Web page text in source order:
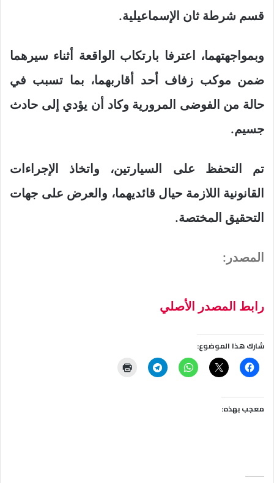
قسم شرطة ثان الإسماعيلية.
وبمواجهتهما، اعترفا بارتكاب الواقعة أثناء سيرهما
ضمن موكب زفاف أحد أقاربهما، بما تسبب في
حالة من الفوضى المرورية وكاد أن يؤدي إلى حادث
جسيم.
تم التحفظ على السيارتين، واتخاذ الإجراءات
القانونية اللازمة حيال قائديهما، والعرض على جهات
التحقيق المختصة.
المصدر:
رابط المصدر الأصلي
شارك هذا الموضوع:
معجب بهذه: